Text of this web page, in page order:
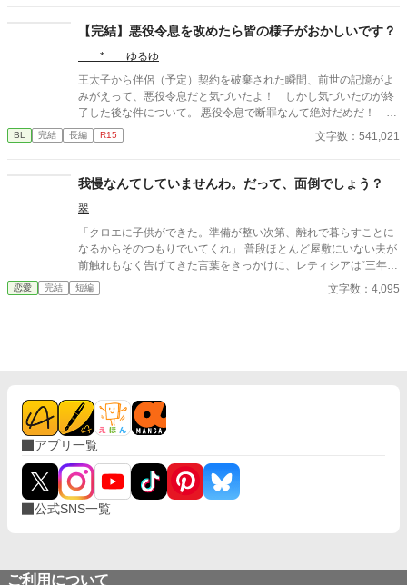
物語。 全6話・完結。直接ざまぁ、お仕事上の正当評価、対等な
は、受け入れます。 ですが、この船をどう使うかまで、あなたに
決めさせるつもりはありません。
そして、ボクは悪役令息ジルベスターの義弟に転生していたの
だ！ しかも、モブ。 繰り返します。ボクはモブ！！「完全なるモ
ブ」なのだ！ ゲームの中のボクには、モブすぎて名前もキャラデ
ザもなかった。 どおりで今まで毎日自分の顔をみてもなんにも思
い出さなかったわけだ！ ちなみに、ジルベスターお義兄さまは悪
役ながら非常に人気があった。 その理由の第一は、ビジュアル！
紺碧の瞳。 涼やかに切れ上がった眦はサイコーにクール！！ イケ
だ！ 当然ながらボクもそのビジュアルにノックアウトされた。 ネ
ップリももちろんコンプリートしたし、アクスタももちろん手に
「人を馬鹿にしている」「心がない」「冷酷」といわれ、悪役令
息と呼ばれていた。 でもボクにはわかっていた。全部誤解なんだ
って。 ジルベスターは優しい人なんだって。 あの無表情の下には
確かに温かなものが隠れてるはずなの！ なのに誰もそれを理解し
んだからっ！ ゲームの世界ならいざしらず、このボクがついてる
からには断罪なんてさせないっ！ 最高に可愛いハイスぺモブ令息
に転生したボクは、可愛さと前世の知識を武器にお義兄さまを守
りますっ！ ※表紙その他のイラストはAIにて作成致しておりま
す。（文字指定のみで作成しております） ⭐︎⭐︎⭐︎ ご拝読頂きありが
とうございます！ コメント、エール、いいねお待ちしております
♡ 「もう我慢なんてしません！家族からうとまれていた俺は、家
を出て冒険者になります！」書籍発売中！ 連載続いておりますの
【完結】悪役令息を改めたら皆の様子がおかしいです？
* ゆるゆ
王太子から伴侶（予定）契約を破棄された瞬間、前世の記憶がよ
みがえって、悪役令息だと気づいたよ！ しかし気づいたのが終
了した後な件について。 悪役令息で断罪なんて絶対だめだ！ 泣
いちゃう！ せっかく前世を思い出したんだから、これからは心を
入れ替えて、真面目にがんばっていこう！ と思ったんだけ
済です。 おまけのお話を更新しています。 皆の動画をつくりまし
た！ プロフのwebサイトから飛べるので、もしよかったら、お話
と一緒に楽しんでくださったら、とてもうれしいです！ 表紙や動
画にAIを使っていますが、小説にはAIを使っておりません 皆さま
の応援のおかげで『もふもふ獣人に転生したら、最愛の推しに溺
愛されています』書籍化、心から、ありがとうございます！
BL 完結 長編 R15 文字数：541,021
我慢なんてしていませんわ。だって、面倒でしょう？
翠
「クロエに子供ができた。準備が整い次第、離れで暮らすことに
なるからそのつもりでいてくれ」 普段ほとんど屋敷にいない夫が
前触れもなく告げてきた言葉をきっかけに、レティシアは“三年
間”の契約を終わらせることにした。 赤の他人を屋敷に迎えるこ
とはしない。 不要なものに感情を砕く理由などない。 「だって、
恋愛 完結 短編 文字数：4,095
アプリ一覧
公式SNS一覧
ご利用について